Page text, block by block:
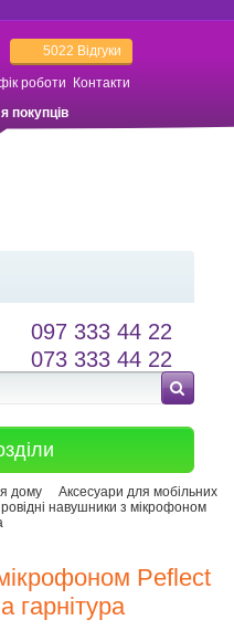
5022 Відгуки
роботи
Контакти
покупців
Мова сайту
097 333 44 22
073 333 44 22
дому
Аксесуари для мобільних
навушники з мікрофоном
Peflect
гарнітура